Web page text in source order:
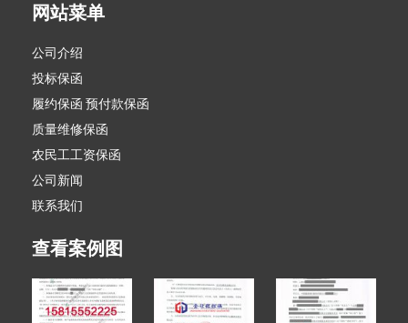
网站菜单
公司介绍
投标保函
履约保函 预付款保函
质量维修保函
农民工工资保函
公司新闻
联系我们
查看案例图